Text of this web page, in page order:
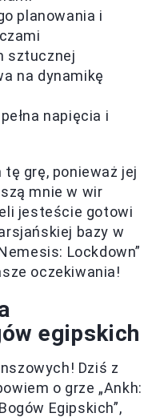
planowania i
sztucznej
na dynamikę
napięcia i
grę, ponieważ jej
mnie w wir
jesteście gotowi
bazy w
Lockdown”
oczekiwania!
egipskich
Dziś z
o grze „Ankh:
Egipskich”,